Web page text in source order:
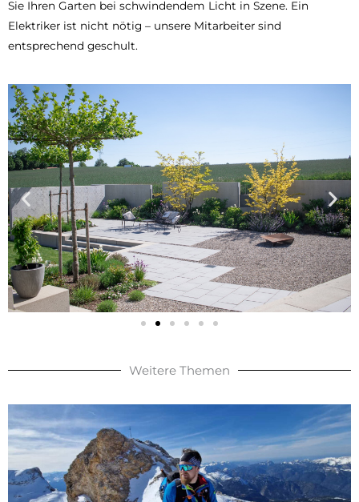
Sie Ihren Garten bei schwindendem Licht in Szene. Ein
Elektriker ist nicht nötig – unsere Mitarbeiter sind
entsprechend geschult.
Weitere Themen